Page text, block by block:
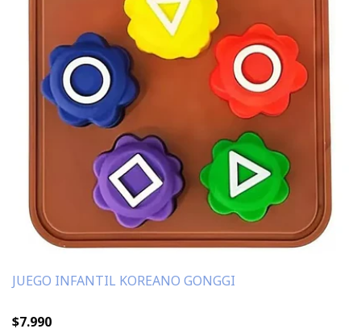
JUEGO INFANTIL KOREANO GONGGI
$7.990